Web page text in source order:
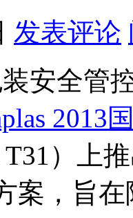
发表评论
安全管
2013
）上
案，旨